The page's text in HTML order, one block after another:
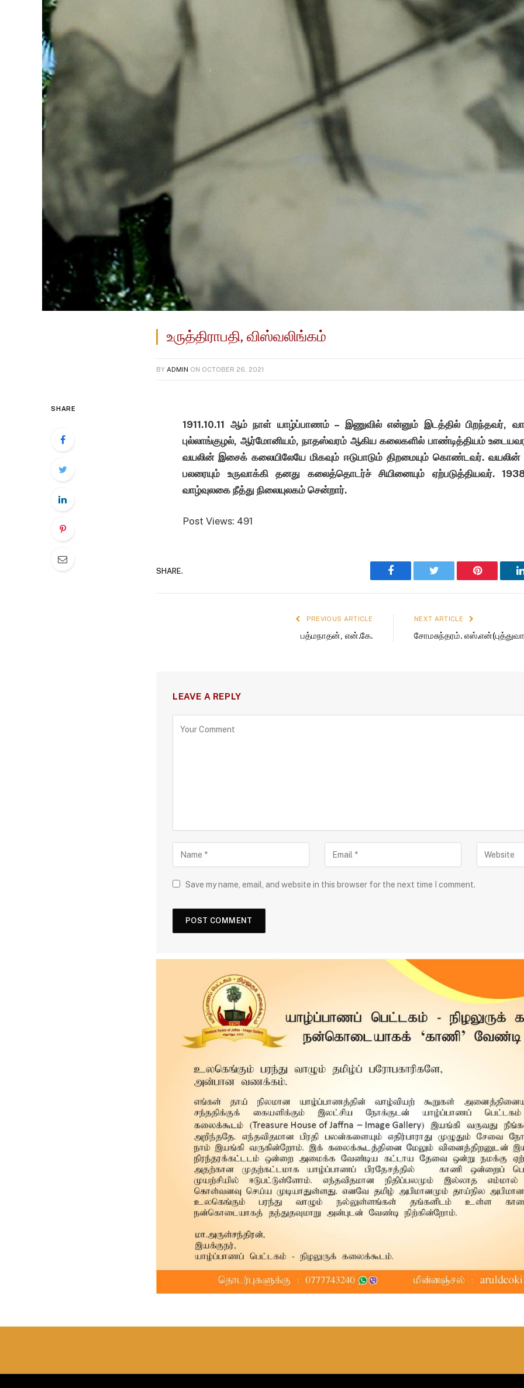
உருத்திராபதி, விஸ்வலிங்கம்
BY ADMIN ON OCTOBER 26, 2021
SHARE
1911.10.11 ஆம் நாள் யாழ்ப்பாணம் – இணுவில் என்னும் இடத்தில் பிறந்தவர்,
புல்லாங்குழல், ஆர்மோனியம், நாதஸ்வரம் ஆகிய கலைகளில் பாண்டித்தியம்
வயலின் இசைக் கலையிலேயே மிகவும் ஈடுபாடும் திறமையும் கொண்டவர்.
பலரையும் உருவாக்கி தனது கலைத்தொடர்ச் சியினையும் ஏற்படுத்தியவர்.
வாழ்வுலகை நீத்து நிலையுலகம் சென்றார்.
Post Views: 491
SHARE. Facebook Twitter Pinterest
PREVIOUS ARTICLE
பத்மநாதன், என்.கே.
NEXT ARTICLE
சோமசுந்தரம்.
LEAVE A REPLY
Save my name, email, and website in this browser for the next time I comment.